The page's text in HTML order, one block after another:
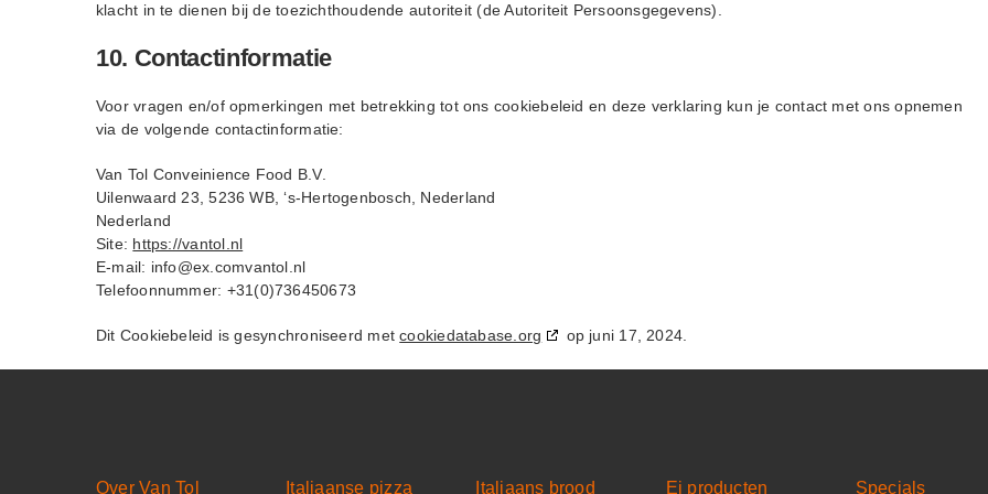
klacht in te dienen bij de toezichthoudende autoriteit (de Autoriteit Persoonsgegevens).
10. Contactinformatie
Voor vragen en/of opmerkingen met betrekking tot ons cookiebeleid en deze verklaring kun je contact met ons opnemen
via de volgende contactinformatie:
Van Tol Conveinience Food B.V.
Uilenwaard 23, 5236 WB, ‘s-Hertogenbosch, Nederland
Nederland
Site: https://vantol.nl
E-mail: info@ex.comvantol.nl
Telefoonnummer: +31(0)736450673
Dit Cookiebeleid is gesynchroniseerd metcookiedatabase.org op juni 17, 2024.
Over Van Tol Italiaanse pizza Italiaans brood Ei producten Specials